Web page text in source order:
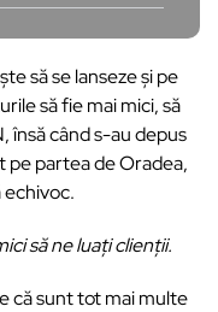
să se lanseze și pe
să fie mai mici, să
însă când s-au depus
pe partea de Oradea,
echivoc.
să ne luați clienții.
că sunt tot mai multe